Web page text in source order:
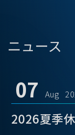
ニュース
07 Aug
2026夏季